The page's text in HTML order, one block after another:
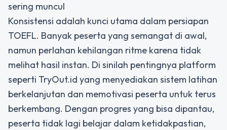
sering muncul
Konsistensi adalah kunci utama dalam persiapan
TOEFL. Banyak peserta yang semangat di awal,
namun perlahan kehilangan ritme karena tidak
melihat hasil instan. Di sinilah pentingnya platform
seperti TryOut.id yang menyediakan sistem latihan
berkelanjutan dan memotivasi peserta untuk terus
berkembang. Dengan progres yang bisa dipantau,
peserta tidak lagi belajar dalam ketidakpastian,